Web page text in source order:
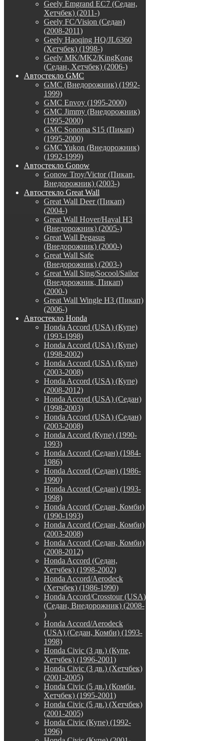
Geely Emgrand EC7 (Седан,
Хетчбек) (2011-)
Geely FC/Vision (Седан)
(2008-2011)
Geely Haoqing HQ/JL6360
(Хетчбек) (1998-)
Geely MK/MK2/KingKong
(Седан, Хетчбек) (2006-)
Автостекло GMC
GMC (Внедорожник) (1992-
1999)
GMC Envoy (1995-2000)
GMC Jimmy (Внедорожник)
(1995-2000)
GMC Sonoma S15 (Пикап)
(1995-2000)
GMC Yukon (Внедорожник)
(1992-1999)
Автостекло Gonow
Gonow Troy/Victor (Пикап,
Внедорожник) (2003-)
Автостекло Great Wall
Great Wall Deer (Пикап)
(2004-)
Great Wall Hover/Haval H3
(Внедорожник) (2005-)
Great Wall Pegasus
(Внедорожник) (2000-)
Great Wall Safe
(Внедорожник) (2003-)
Great Wall Sing/Socool/Sailor
(Внедорожник, Пикап)
(2000-)
Great Wall Wingle H3 (Пикап)
(2006-)
Автостекло Honda
Honda Accord (USA) (Купе)
(1993-1998)
Honda Accord (USA) (Купе)
(1998-2002)
Honda Accord (USA) (Купе)
(2003-2008)
Honda Accord (USA) (Купе)
(2008-2012)
Honda Accord (USA) (Седан)
(1998-2003)
Honda Accord (USA) (Седан)
(2003-2008)
Honda Accord (Купе) (1990-
1993)
Honda Accord (Седан) (1984-
1986)
Honda Accord (Седан) (1986-
1990)
Honda Accord (Седан) (1993-
1998)
Honda Accord (Седан, Комби)
(1990-1993)
Honda Accord (Седан, Комби)
(2003-2008)
Honda Accord (Седан, Комби)
(2008-2012)
Honda Accord (Седан,
Хетчбек) (1998-2002)
Honda Accord/Aerodeck
(Хетчбек) (1986-1990)
Honda Accord/Crosstour (USA)
(Седан, Внедорожник) (2008-
)
Honda Accord/Аerodeck
(USA) (Седан, Комби) (1993-
1998)
Honda Civic (3 дв.) (Купе,
Хетчбек) (1996-2001)
Honda Civic (3 дв.) (Хетчбек)
(2001-2005)
Honda Civic (5 дв.) (Комби,
Хетчбек) (1995-2001)
Honda Civic (5 дв.) (Хетчбек)
(2001-2005)
Honda Civic (Купе) (1992-
1996)